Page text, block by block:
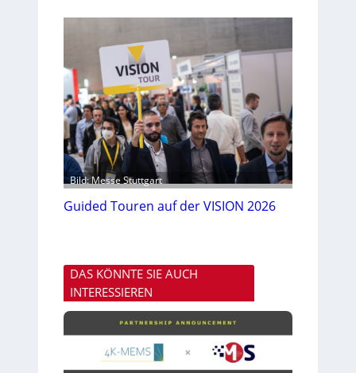
Bild: Messe Stuttgart
Guided Touren auf der VISION 2026
DAS KÖNNTE SIE AUCH
INTERESSIEREN